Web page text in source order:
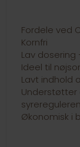
Fordele ved
Kornfri
Lav
Ideel til
Lavt indhold
Understøtter
Økonomisk i